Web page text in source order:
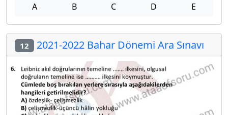
A B C D E
12 2021-2022 Bahar Dönemi Ara Sınavı